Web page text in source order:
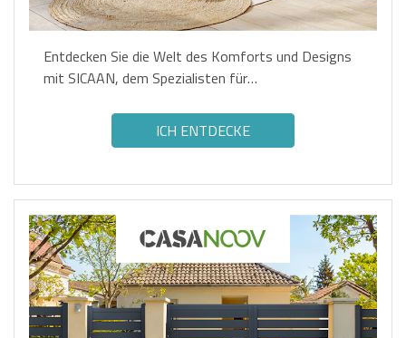
Entdecken Sie die Welt des Komforts und Designs
mit SICAAN, dem Spezialisten für
ICH ENTDECKE